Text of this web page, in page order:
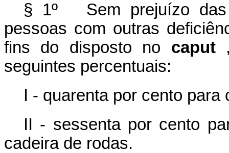
§ 1º Sem prejuízo das
pessoas com outras
fins do disposto no caput
seguintes percentuais:
I - quarenta por cento
II - sessenta por cento
cadeira de rodas.